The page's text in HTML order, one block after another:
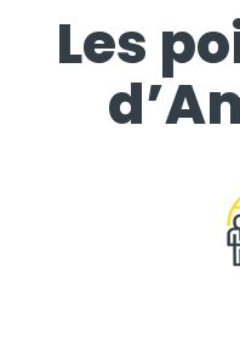
Les